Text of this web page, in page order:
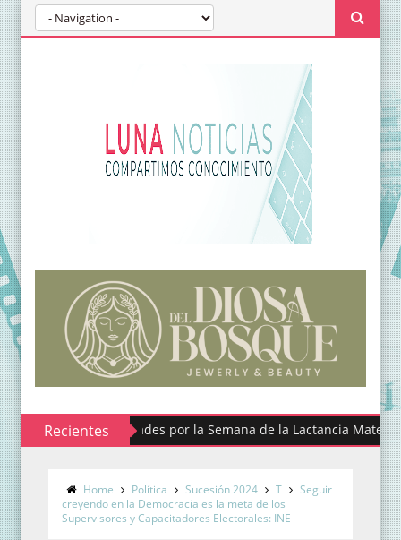
Recientes
alista actividades por la Semana de la Lactancia Materna
busca contribuir a eliminar los estigmas y mitos de la
Home Política Sucesión 2024 T
Seguir
creyendo en la Democracia es la meta de los
Supervisores y Capacitadores Electorales: INE